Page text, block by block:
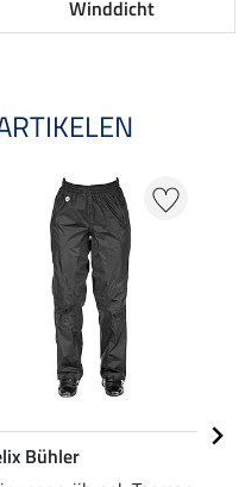
Winddicht
Bühler